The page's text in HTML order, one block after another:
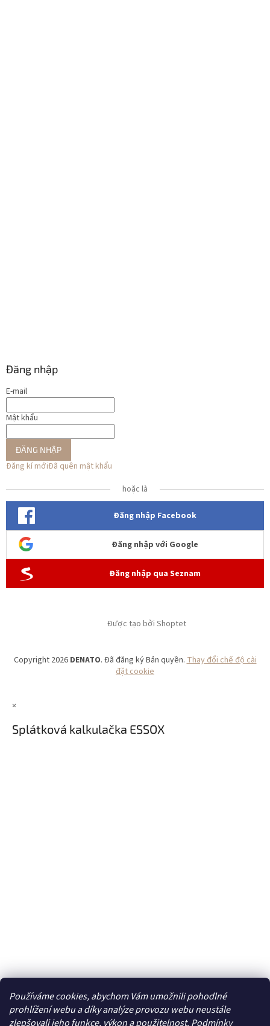
Používáme cookies, abychom Vám umožnili pohodlné
prohlížení webu a díky analýze provozu webu neustále
zlepšovali jeho funkce, výkon a použitelnost. Podmínky
Đăng nhập
E-mail
Mật khẩu
ĐĂNG NHẬP
Đăng kí mớiĐã quên mật khẩu
hoặc là
Đăng nhập Facebook
Đăng nhập với Google
Đăng nhập qua Seznam
Được tạo bởi Shoptet
Copyright 2026 DENATO. Đã đăng ký Bản quyền.Thay đổi chế độ cài
đặt cookie
×
Splátková kalkulačka ESSOX